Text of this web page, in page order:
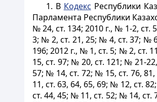
1. В Кодекс Республики
Парламента Республики
№ 24, ст. 134; 2010 г., № 1-2, ст.
3; № 2, ст. 21, 25; № 4, ст. 37; №
196; 2012 г., № 1, ст. 5; № 2, ст.
15, ст. 97; № 20, ст. 121; № 21-
57; № 14, ст. 72; № 15, ст. 76,
11, ст. 63, 64, 65, 69; № 12, ст.
cт. 44, 45; № 11, cт. 52; № 14,